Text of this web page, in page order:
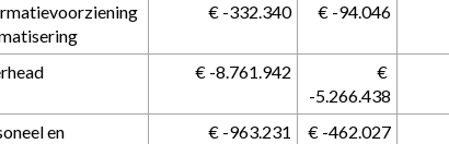
€ -332.340 € -94.046
€ -8.761.942
-5.266.438
en
€ -963.231 € -462.027